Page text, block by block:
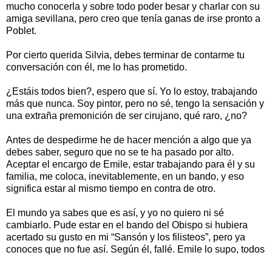
mucho conocerla y sobre todo poder besar y charlar con su
amiga sevillana, pero creo que tenía ganas de irse pronto a
Poblet.
Por cierto querida Silvia, debes terminar de contarme tu
conversación con él, me lo has prometido.
¿Estáis todos bien?, espero que sí. Yo lo estoy, trabajando
más que nunca. Soy pintor, pero no sé, tengo la sensación y
una extraña premonición de ser cirujano, qué raro, ¿no?
Antes de despedirme he de hacer mención a algo que ya
debes saber, seguro que no se te ha pasado por alto.
Aceptar el encargo de Emile, estar trabajando para él y su
familia, me coloca, inevitablemente, en un bando, y eso
significa estar al mismo tiempo en contra de otro.
El mundo ya sabes que es así, y yo no quiero ni sé
cambiarlo. Pude estar en el bando del Obispo si hubiera
acertado su gusto en mi “Sansón y los filisteos”, pero ya
conoces que no fue así. Según él, fallé. Emile lo supo, todos